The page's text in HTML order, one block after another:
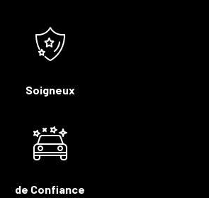
Soigneux
de Confiance